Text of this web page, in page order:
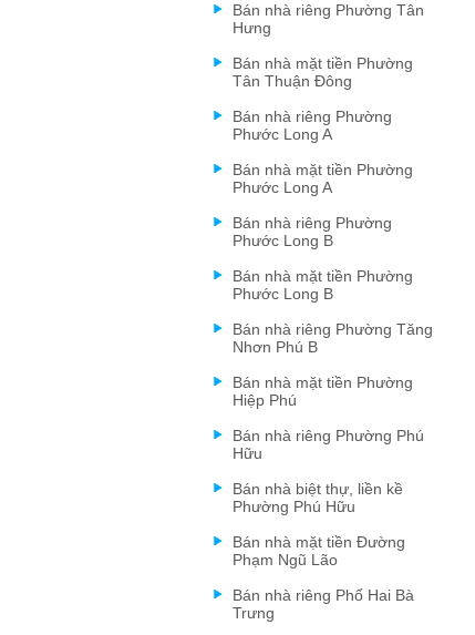
Bán nhà riêng Phường Tân
Hưng
Bán nhà mặt tiền Phường
Tân Thuận Đông
Bán nhà riêng Phường
Phước Long A
Bán nhà mặt tiền Phường
Phước Long A
Bán nhà riêng Phường
Phước Long B
Bán nhà mặt tiền Phường
Phước Long B
Bán nhà riêng Phường Tăng
Nhơn Phú B
Bán nhà mặt tiền Phường
Hiệp Phú
Bán nhà riêng Phường Phú
Hữu
Bán nhà biệt thự, liền kề
Phường Phú Hữu
Bán nhà mặt tiền Đường
Phạm Ngũ Lão
Bán nhà riêng Phố Hai Bà
Trưng